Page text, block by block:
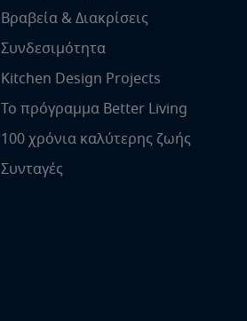
Βραβεία & Διακρίσεις
Συνδεσιμότητα
Kitchen Design Projects
Το πρόγραμμα Better Living
100 χρόνια καλύτερης ζωής
Συνταγές